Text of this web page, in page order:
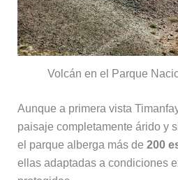
Volcán en el Parque
Aunque a primera vista
paisaje completamente árido y
el parque alberga más de 200
ellas adaptadas a condiciones